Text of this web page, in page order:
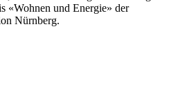
«Wohnen und Energie» der
Nürnberg.